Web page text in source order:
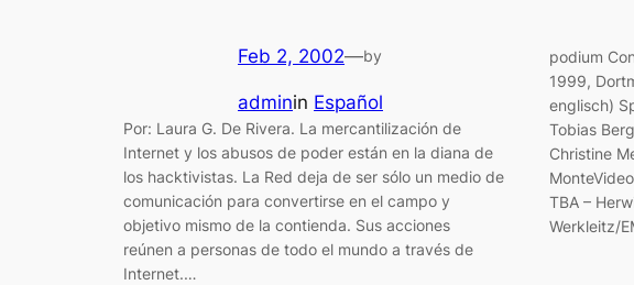
Feb 2, 2002—by
adminin Español
Por: Laura G. De Rivera. La mercantilización de
Internet y los abusos de poder están en la diana de
los hacktivistas. La Red deja de ser sólo un medio de
comunicación para convertirse en el campo y
objetivo mismo de la contienda. Sus acciones
reúnen a personas de todo el mundo a través de
Internet.…
podium
1999,
englisch)
Tobias
Christine
TBA –
Werkleitz/